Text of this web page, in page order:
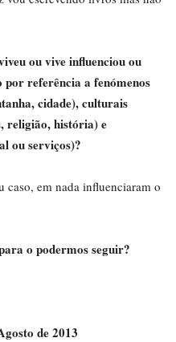
ou vive influenciou ou
referência a fenómenos
cidade), culturais
religião, história) e
ou serviços)?
caso, em nada influenciaram o
o podermos seguir?
de 2013